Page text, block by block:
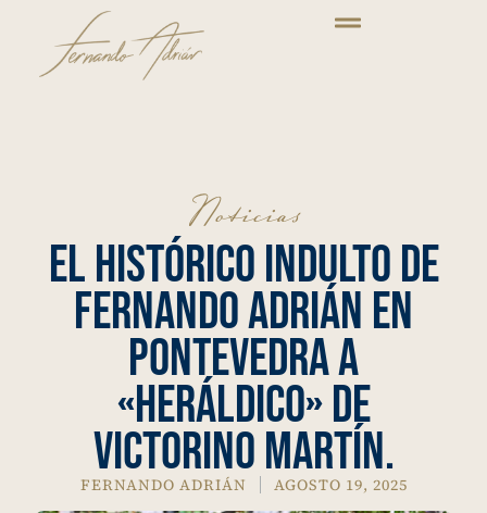
Noticias
El histórico indulto de
Fernando Adrián en
Pontevedra a
«Heráldico» de
Victorino Martín.
FERNANDO ADRIÁN AGOSTO 19, 2025